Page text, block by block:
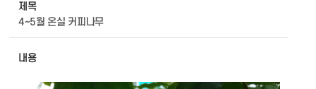
제목
4~5월 온실 커피나무
내용